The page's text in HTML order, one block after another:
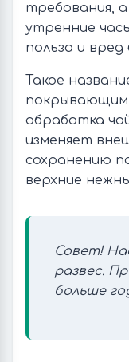
требования, а
утренние
польза и вред
Такое
покрывающим
обработка
изменяет
сохранению
верхние
Совет!
развес.
больше